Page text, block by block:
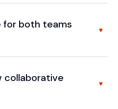
for both teams
collaborative